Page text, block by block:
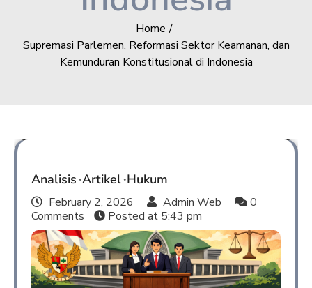
Home
Supremasi Parlemen, Reformasi Sektor Keamanan, dan
Kemunduran Konstitusional di Indonesia
Analisis Artikel Hukum
February 2, 2026 Admin Web
0
Comments
Posted at 5:43 pm